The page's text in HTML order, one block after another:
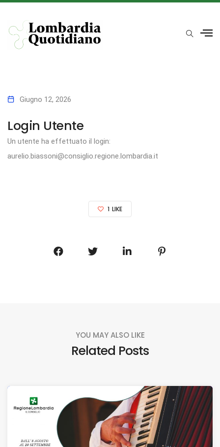
Giugno 12, 2026
Login Utente
Un utente ha effettuato il login:
aurelio.biassoni@consiglio.regione.lombardia.it
1 LIKE
YOU MAY ALSO LIKE
Related Posts